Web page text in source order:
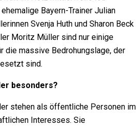
Bayern-Trainer Julian
Svenja Huth und Sharon Beck
Moritz Müller sind nur einige
die massive Bedrohungslage, der
sind.
besonders?
stehen als öffentliche Personen im
Interesses. Sie